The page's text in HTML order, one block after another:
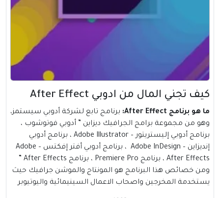
كيف تجني المال من ادوبي After Effect
ما هو برنامج After Effect:
برنامج تابع لشركة أدوبي سيستمز،
وهو من مجموعة برامج الجرافيك ديزاين ” أدوبي فوتوشوب ،
برنامج أدوبي إليستريتور – Adobe Illustrator ، برنامج أدوبي
إنديزاين – Adobe InDesign ، برنامج أدوبي أفتر إفكتس – Adobe
After Effects ، برنامج Premiere Pro ، برنامج After Effects ”
ومن خصائص هذا البرنامج هو المونتاج والموشن جرافيك حيث
يستخدمة المخرجين واصحاب الاعمال السينيمائية واليوتيوبر